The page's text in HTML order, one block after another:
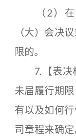
（2）在
（大）会决
限的。
7.【表决
未届履行期
有以及如何
司章程来确